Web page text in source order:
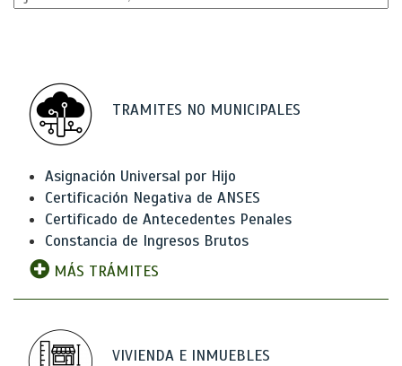
TRAMITES NO MUNICIPALES
Asignación Universal por Hijo
Certificación Negativa de ANSES
Certificado de Antecedentes Penales
Constancia de Ingresos Brutos
MÁS TRÁMITES
VIVIENDA E INMUEBLES